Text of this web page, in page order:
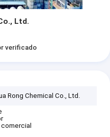
Ltd.
verificado
Rong Chemical Co., Ltd.